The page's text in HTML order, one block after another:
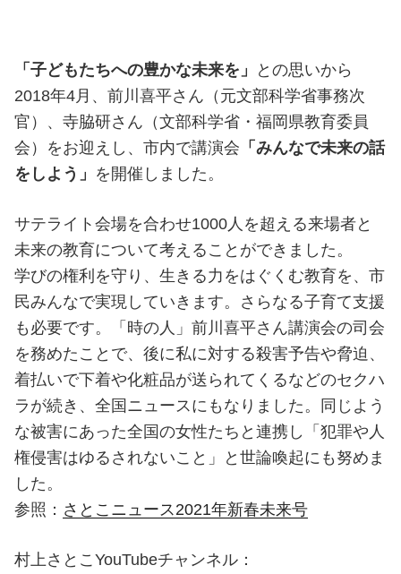
「子どもたちへの豊かな未来を」
との思いから
2018年4月、前川喜平さん（元文部科学省事務次
官）、寺脇研さん（文部科学省・福岡県教育委員
会）をお迎えし、市内で講演会 「みんなで未来の話
をしよう」 を開催しました。
サテライト会場を合わせ1000人を超える来場者と
未来の教育について考えることができました。
学びの権利を守り、生きる力をはぐくむ教育を、市
民みんなで実現していきます。さらなる子育て支援
も必要です。「時の人」前川喜平さん講演会の司会
を務めたことで、後に私に対する殺害予告や脅迫、
着払いで下着や化粧品が送られてくるなどのセクハ
ラが続き、全国ニュースにもなりました。同じよう
な被害にあった全国の女性たちと連携し「犯罪や人
権侵害はゆるされないこと」と世論喚起にも努めま
した。
参照： さとこニュース2021年新春未来号
村上さとこYouTubeチャンネル：